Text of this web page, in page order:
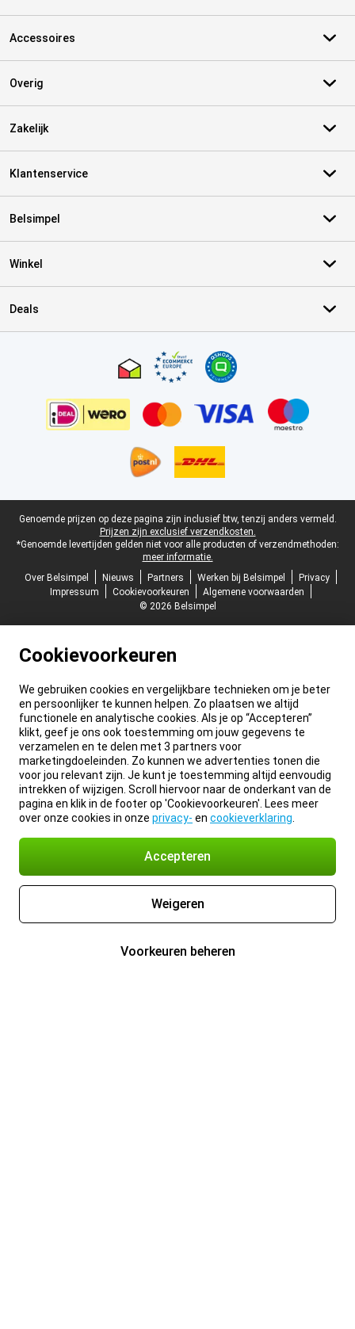
Accessoires
Overig
Zakelijk
Klantenservice
Belsimpel
Winkel
Deals
Juridische voettekst
Genoemde prijzen op deze pagina zijn inclusief btw, tenzij anders vermeld.
Prijzen zijn exclusief verzendkosten.
*Genoemde levertijden gelden niet voor alle producten of verzendmethoden:
meer informatie.
Over Belsimpel
Nieuws Partners Werken bij Belsimpel
Privacy
Impressum
Cookievoorkeuren
Algemene voorwaarden
© 2026 Belsimpel
Cookievoorkeuren
We gebruiken cookies en vergelijkbare technieken om je beter
en persoonlijker te kunnen helpen. Zo plaatsen we altijd
functionele en analytische cookies. Als je op “Accepteren”
klikt, geef je ons ook toestemming om jouw gegevens te
verzamelen en te delen met 3 partners voor
marketingdoeleinden. Zo kunnen we advertenties tonen die
voor jou relevant zijn. Je kunt je toestemming altijd eenvoudig
intrekken of wijzigen. Scroll hiervoor naar de onderkant van de
pagina en klik in de footer op 'Cookievoorkeuren'. Lees meer
over onze cookies in onze privacy- en cookieverklaring
Accepteren
Weigeren
Voorkeuren beheren